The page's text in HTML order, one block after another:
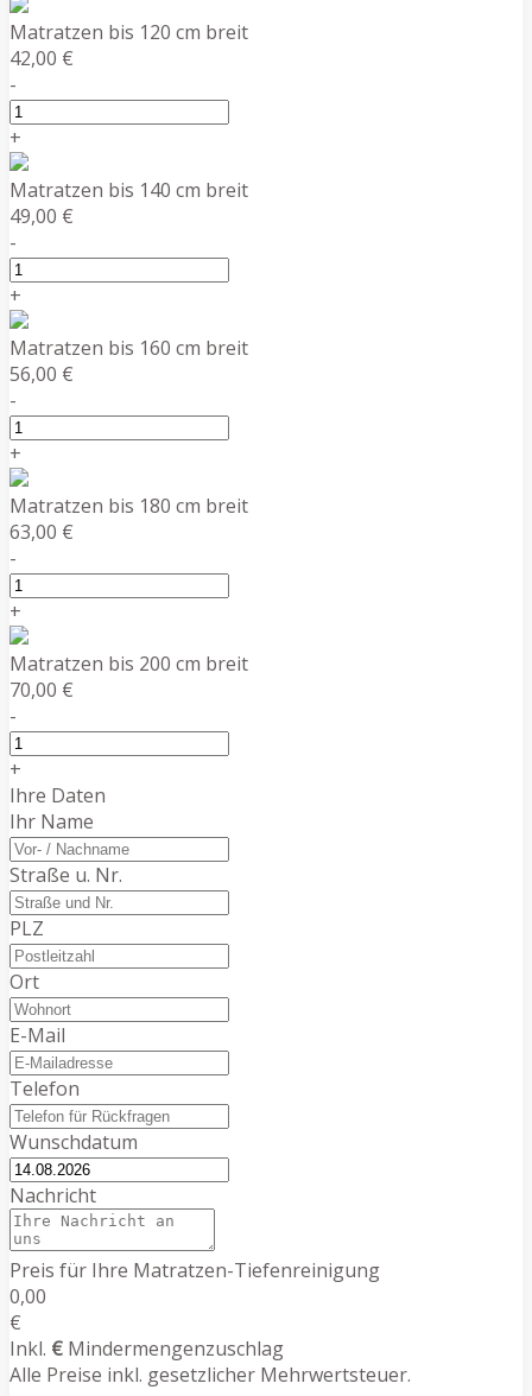
Matratzen bis 120 cm breit
42,00 €
-
+
Matratzen bis 140 cm breit
49,00 €
-
+
Matratzen bis 160 cm breit
56,00 €
-
+
Matratzen bis 180 cm breit
63,00 €
-
+
Matratzen bis 200 cm breit
70,00 €
-
+
Ihre Daten
Ihr Name
Straße u. Nr.
PLZ
Ort
E-Mail
Telefon
Wunschdatum
Nachricht
Preis für Ihre Matratzen-Tiefenreinigung
0,00
€
Inkl. € Mindermengenzuschlag
Alle Preise inkl. gesetzlicher Mehrwertsteuer.